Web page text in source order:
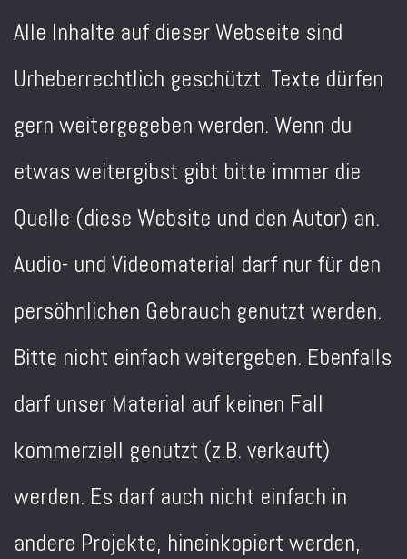
Alle Inhalte auf dieser Webseite sind
Urheberrechtlich geschützt. Texte dürfen
gern weitergegeben werden. Wenn du
etwas weitergibst gibt bitte immer die
Quelle (diese Website und den Autor) an.
Audio- und Videomaterial darf nur für den
persöhnlichen Gebrauch genutzt werden.
Bitte nicht einfach weitergeben. Ebenfalls
darf unser Material auf keinen Fall
kommerziell genutzt (z.B. verkauft)
werden. Es darf auch nicht einfach in
andere Projekte, hineinkopiert werden,